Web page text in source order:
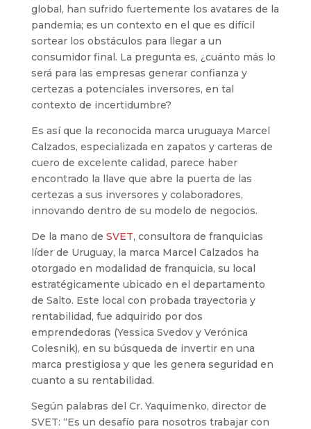
global, han sufrido fuertemente los avatares de la
pandemia; es un contexto en el que es difícil
sortear los obstáculos para llegar a un
consumidor final. La pregunta es, ¿cuánto más lo
será para las empresas generar confianza y
certezas a potenciales inversores, en tal
contexto de incertidumbre?
Es así que la reconocida marca uruguaya Marcel
Calzados, especializada en zapatos y carteras de
cuero de excelente calidad, parece haber
encontrado la llave que abre la puerta de las
certezas a sus inversores y colaboradores,
innovando dentro de su modelo de negocios.
De la mano de SVET, consultora de franquicias
líder de Uruguay, la marca Marcel Calzados ha
otorgado en modalidad de franquicia, su local
estratégicamente ubicado en el departamento
de Salto. Este local con probada trayectoria y
rentabilidad, fue adquirido por dos
emprendedoras (Yessica Svedov y Verónica
Colesnik), en su búsqueda de invertir en una
marca prestigiosa y que les genera seguridad en
cuanto a su rentabilidad.
Según palabras del Cr. Yaquimenko, director de
SVET: “Es un desafío para nosotros trabajar con